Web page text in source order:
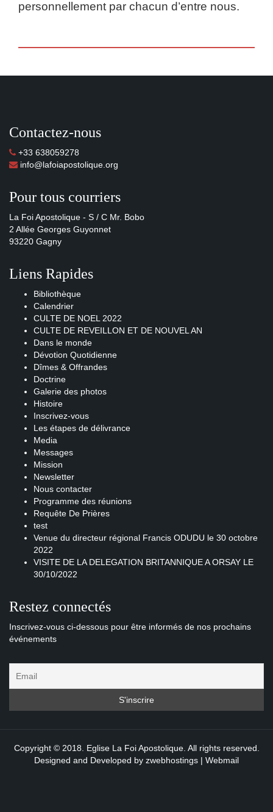
personnellement par chacun d’entre nous.
Contactez-nous
+33 638059278
info@lafoiapostolique.org
Pour tous courriers
La Foi Apostolique - S / C Mr. Bobo
2 Allée Georges Guyonnet
93220 Gagny
Liens Rapides
Bibliothèque
Calendrier
CULTE DE NOEL 2022
CULTE DE REVEILLON ET DE NOUVEL AN
Dans le monde
Dévotion Quotidienne
Dîmes & Offrandes
Doctrine
Galerie des photos
Histoire
Inscrivez-vous
Les étapes de délivrance
Media
Messages
Mission
Newsletter
Nous contacter
Programme des réunions
Requête De Prières
test
Venue du directeur régional Francis ODUDU le 30 octobre
2022
VISITE DE LA DELEGATION BRITANNIQUE A ORSAY LE
30/10/2022
Restez connectés
Inscrivez-vous ci-dessous pour être informés de nos prochains
événements
Copyright © 2018. Eglise La Foi Apostolique. All rights reserved.
Designed and Developed by zwebhostings | Webmail